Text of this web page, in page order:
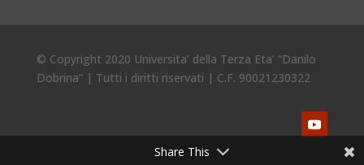
© Copyright 2020 Universita’ della Terza Eta’ “Danilo
Dobrina” | Tutti i diritti riservati | C.F. 90021230322
Share This